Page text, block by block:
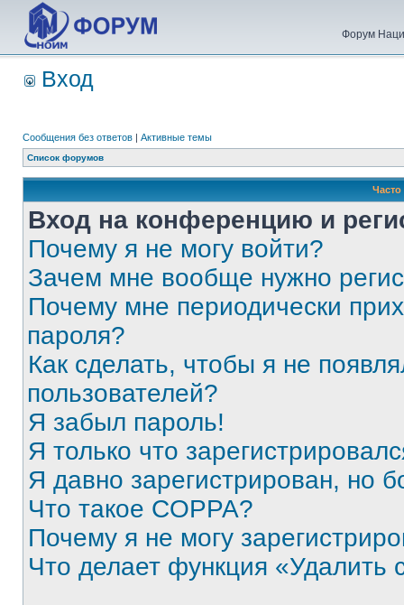
Форум
Вход
Сообщения без ответов | Активные темы
Список форумов
Вход на конференцию и
Почему я не могу войти?
Зачем мне вообще нужно
Почему мне периодически
пароля?
Как сделать, чтобы я не
пользователей?
Я забыл пароль!
Я только что
Я давно зарегистрирован, но
Что такое COPPA?
Почему я не могу
Что делает функция «Удалить